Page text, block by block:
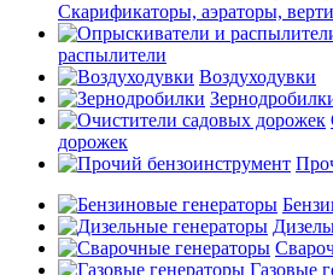
Скарификаторы, аэраторы,
распылители
Воздуходувки
дорожек
Газовые